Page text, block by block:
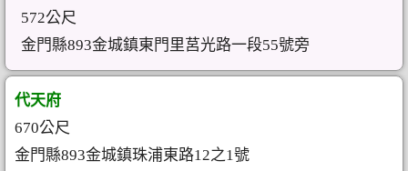
572公尺
金門縣893金城鎮東門里莒光路一段55號旁
代天府
670公尺
金門縣893金城鎮珠浦東路12之1號